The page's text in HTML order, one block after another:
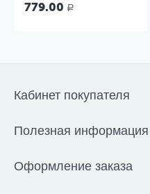
779.00 Р
Кабинет покупателя
Полезная информация
Оформление заказа